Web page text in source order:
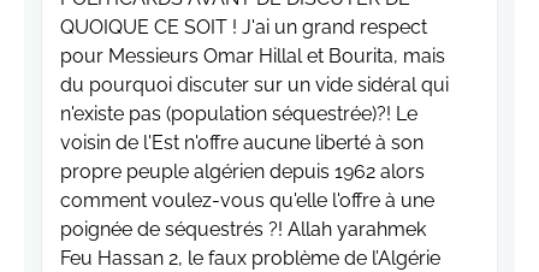
QUOIQUE CE SOIT ! J'ai un grand respect
pour Messieurs Omar Hillal et Bourita, mais
du pourquoi discuter sur un vide sidéral qui
n'existe pas (population séquestrée)?! Le
voisin de l'Est n'offre aucune liberté à son
propre peuple algérien depuis 1962 alors
comment voulez-vous qu'elle l'offre à une
poignée de séquestrés ?! Allah yarahmek
Feu Hassan 2, le faux problème de l’Algérie